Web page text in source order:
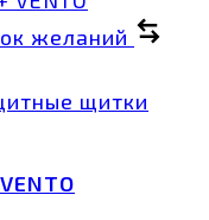
желаний
щитки